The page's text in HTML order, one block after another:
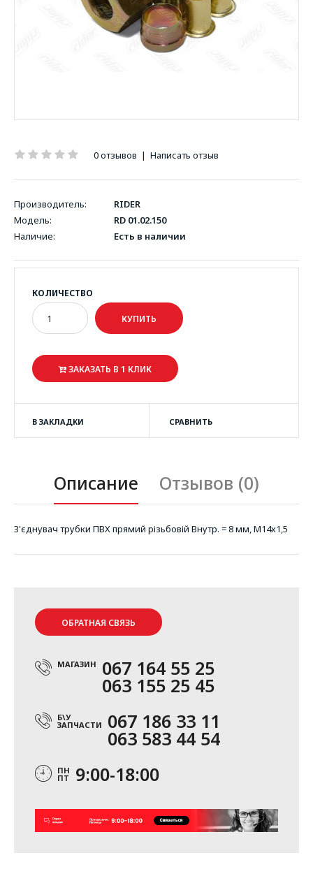
0 отзывов | Написать отзыв
Производитель:
RIDER
Модель:
RD 01.02.150
Наличие:
Есть в наличии
КОЛИЧЕСТВО
ЗАКАЗАТЬ В 1 КЛИК
В ЗАКЛАДКИ СРАВНИТЬ
Описание Отзывов (0)
З'єднувач трубки ПВХ прямий різьбовій Внутр. = 8 мм, М14х1,5
ОБРАТНАЯ СВЯЗЬ
МАГАЗИН 067 164 55 25
063 155 25 45
Б\У
ЗАПЧАСТИ 067 186 33 11
063 583 44 54
ПН
ПТ 9:00-18:00